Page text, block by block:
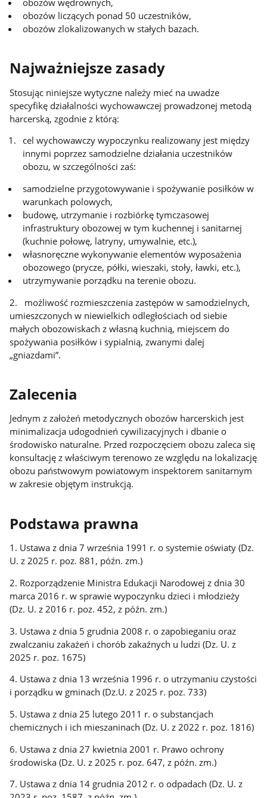
obozów liczących ponad 50 uczestników,
obozów zlokalizowanych w stałych bazach.
Najważniejsze zasady
Stosując niniejsze wytyczne należy mieć na uwadze
specyfikę działalności wychowawczej prowadzonej metodą
harcerską, zgodnie z którą:
cel wychowawczy wypoczynku realizowany jest między
innymi poprzez samodzielne działania uczestników
obozu, w szczególności zaś:
samodzielne przygotowywanie i spożywanie posiłków w
warunkach polowych,
budowę, utrzymanie i rozbiórkę tymczasowej
infrastruktury obozowej w tym kuchennej i sanitarnej
(kuchnie połowę, latryny, umywalnie, etc.),
własnoręczne wykonywanie elementów wyposażenia
obozowego (prycze, półki, wieszaki, stoły, ławki, etc.),
utrzymywanie porządku na terenie obozu.
2. możliwość rozmieszczenia zastępów w samodzielnych,
umieszczonych w niewielkich odległościach od siebie
małych obozowiskach z własną kuchnią, miejscem do
spożywania posiłków i sypialnią, zwanymi dalej
„gniazdami”.
Zalecenia
Jednym z założeń metodycznych obozów harcerskich jest
minimalizacja udogodnień cywilizacyjnych i dbanie o
środowisko naturalne. Przed rozpoczęciem obozu zaleca się
konsultację z właściwym terenowo ze względu na lokalizację
obozu państwowym powiatowym inspektorem sanitarnym
w zakresie objętym instrukcją.
Podstawa prawna
1. Ustawa z dnia 7 września 1991 r. o systemie oświaty (Dz.
U. z 2025 r. poz. 881, późn. zm.)
2. Rozporządzenie Ministra Edukacji Narodowej z dnia 30
marca 2016 r. w sprawie wypoczynku dzieci i młodzieży
(Dz. U. z 2016 r. poz. 452, z późn. zm.)
3. Ustawa z dnia 5 grudnia 2008 r. o zapobieganiu oraz
zwalczaniu zakażeń i chorób zakaźnych u ludzi (Dz. U. z
2025 r. poz. 1675)
4. Ustawa z dnia 13 września 1996 r. o utrzymaniu czystości
i porządku w gminach (Dz.U. z 2025 r. poz. 733)
5. Ustawa z dnia 25 lutego 2011 r. o substancjach
chemicznych i ich mieszaninach (Dz. U. z 2022 r. poz. 1816)
6. Ustawa z dnia 27 kwietnia 2001 r. Prawo ochrony
środowiska (Dz. U. z 2025 r. poz. 647, z późn. zm.)
7. Ustawa z dnia 14 grudnia 2012 r. o odpadach (Dz. U. z